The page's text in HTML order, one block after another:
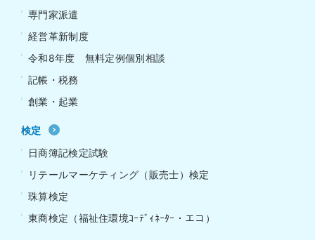
専門家派遣
経営革新制度
令和8年度 無料定例個別相談
記帳・税務
創業・起業
検定
日商簿記検定試験
リテールマーケティング（販売士）検定
珠算検定
東商検定（福祉住環境ｺｰﾃﾞｨﾈｰﾀｰ・エコ）